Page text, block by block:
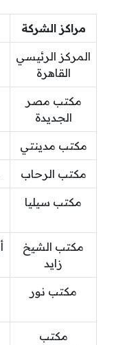
مراكز الشركة
المركز الرئيسي
القاهرة
مكتب مصر
الجديدة
مكتب مدينتي
مكتب الرحاب
مكتب سيليا
مكتب الشيخ
زايد
مكتب نور
مكتب